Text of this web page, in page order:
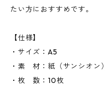
たい方におすすめです。
【仕様】
・サイズ：A5
・素 材：紙（サンシオン）
・枚 数：10枚